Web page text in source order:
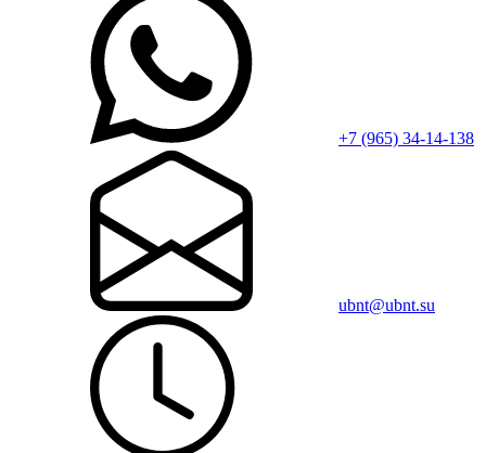
+7 (965) 34-14-138
ubnt@ubnt.su